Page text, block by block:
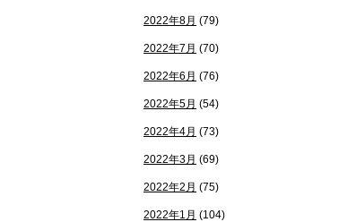
2022年8月 (79)
2022年7月 (70)
2022年6月 (76)
2022年5月 (54)
2022年4月 (73)
2022年3月 (69)
2022年2月 (75)
2022年1月 (104)